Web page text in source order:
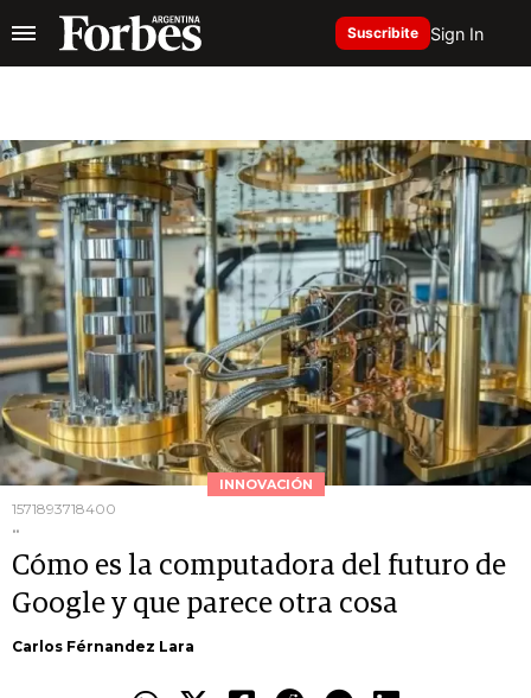
Suscribite Sign In
INNOVACIÓN
1571893718400
..
Cómo es la computadora del futuro de
Google y que parece otra cosa
Carlos Férnandez Lara